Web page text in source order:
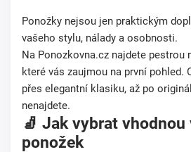
Ponožky nejsou jen praktickým
vašeho stylu, nálady a osobnosti.
Na Ponozkovna.cz najdete pestrou
které vás zaujmou na první pohled.
přes elegantní klasiku, až po
nenajdete.
🧦 Jak vybrat
ponožek